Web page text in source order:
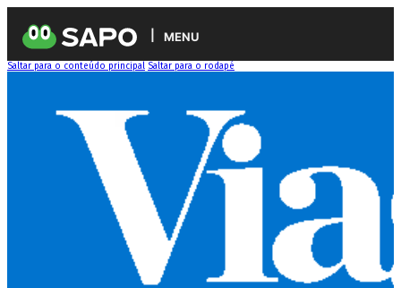
MENU
Saltar para o conteúdo principal Saltar para o rodapé